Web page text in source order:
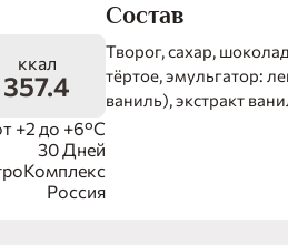
ккал
357.4
+2 до +6°С
30 Дней
Россия
Состав
Творог, сахар,
тёртое, эмульгатор:
ваниль), экстракт